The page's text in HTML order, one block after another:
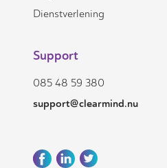
Dienstverlening
Support
085 48 59 380
support@clearmind.nu